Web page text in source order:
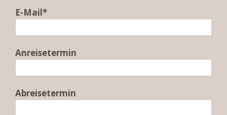
E-Mail*
Anreisetermin
Abreisetermin